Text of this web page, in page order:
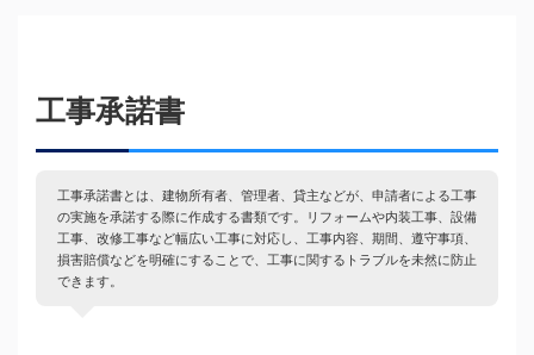
工事承諾書
工事承諾書とは、建物所有者、管理者、貸主などが、申請者による工事
の実施を承諾する際に作成する書類です。リフォームや内装工事、設備
工事、改修工事など幅広い工事に対応し、工事内容、期間、遵守事項、
損害賠償などを明確にすることで、工事に関するトラブルを未然に防止
できます。